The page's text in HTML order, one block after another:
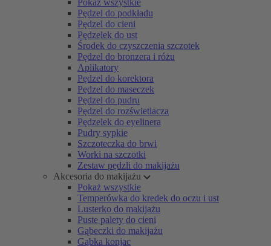
Pokaż wszystkie
Pędzel do podkładu
Pędzel do cieni
Pędzelek do ust
Środek do czyszczenia szczotek
Pędzel do bronzera i różu
Aplikatory
Pędzel do korektora
Pędzel do maseczek
Pędzel do pudru
Pędzel do rozświetlacza
Pędzelek do eyelinera
Pudry sypkie
Szczoteczka do brwi
Worki na szczotki
Zestaw pędzli do makijażu
Akcesoria do makijażu
Pokaż wszystkie
Temperówka do kredek do oczu i ust
Lusterko do makijażu
Puste palety do cieni
Gąbeczki do makijażu
Gąbka konjac